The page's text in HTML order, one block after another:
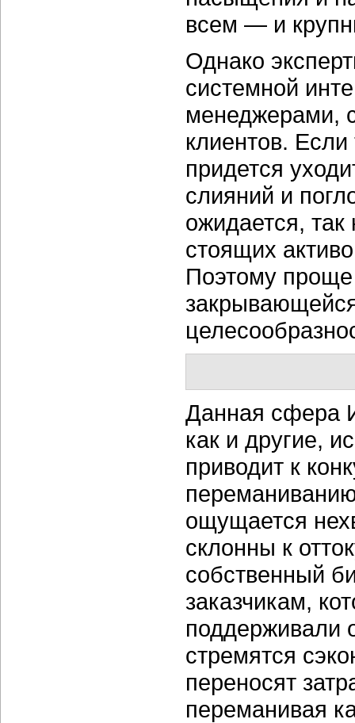
всем — и
Однако
системной
менеджерами,
клиентов.
придется
слияний и
ожидается, так
стоящих
Поэтому проще
Данная сфера
как и другие,
приводит к
ощущается
склонны к
собственный
заказчикам,
поддерживали
стремятся
переносят
переманивая